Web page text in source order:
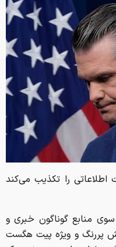
اطلاعاتی را تکذیب می‌کند
منابع گوناگون خبری و
پررنگ و ویژه پیت هگست
دارد. حتی نیویورک
آغاز جنگ با ایران)، به
اشاره کرده است.